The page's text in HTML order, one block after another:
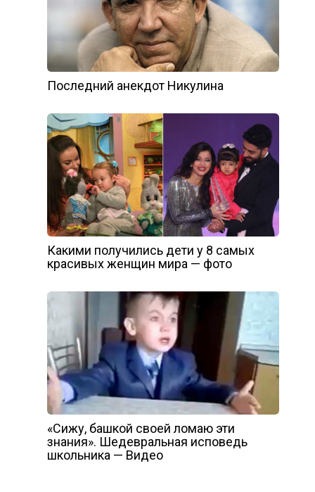
Последний анекдот Никулина
Какими получились дети у 8 самых
красивых женщин мира — фото
«Сижу, башкой своей ломаю эти
знания». Шедевральная исповедь
школьника — Видео